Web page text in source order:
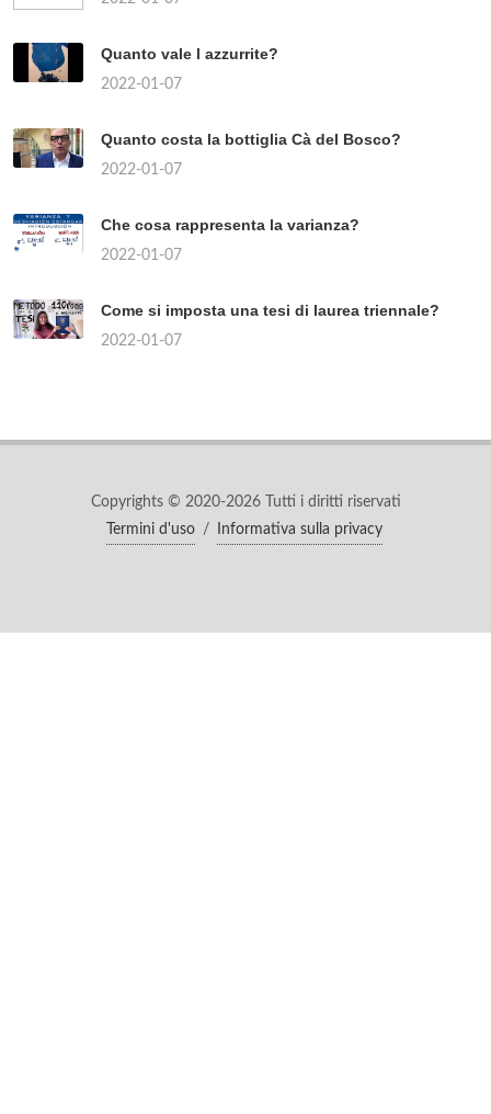
Quanto vale l azzurrite?
2022-01-07
Quanto costa la bottiglia Cà del Bosco?
2022-01-07
Che cosa rappresenta la varianza?
2022-01-07
Come si imposta una tesi di laurea triennale?
2022-01-07
Copyrights © 2020-2026 Tutti i diritti riservati
Termini d'uso
/ Informativa sulla privacy